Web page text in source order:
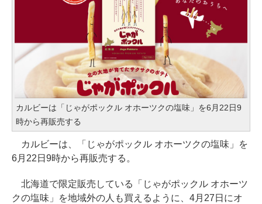
カルビーは「じゃがポックル オホーツクの塩味」を6月22日9
時から再販売する
カルビーは、「じゃがポックル オホーツクの塩味」を
6月22日9時から再販売する。
北海道で限定販売している「じゃがポックル オホーツ
クの塩味」を地域外の人も買えるように、4月27日にオ